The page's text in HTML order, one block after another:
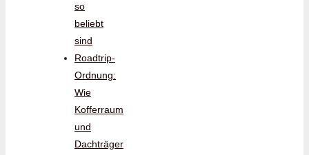
so
beliebt
sind
Roadtrip-
Ordnung:
Wie
Kofferraum
und
Dachträger